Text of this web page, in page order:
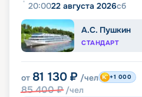
20:0022 августа 2026сб
А.С. Пушкин
СТАНДАРТ
от 81 130 ₽ /чел
85 400₽ /чел
+1 000